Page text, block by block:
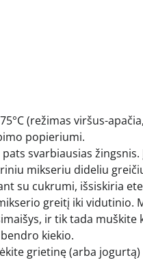
(režimas viršus-
popieriumi.
pats svarbiausias
mikseriu dideliu
su cukrumi, išsiskiria
greitį iki vidutinio.
ir tik tada
kiekio.
grietinę (arba